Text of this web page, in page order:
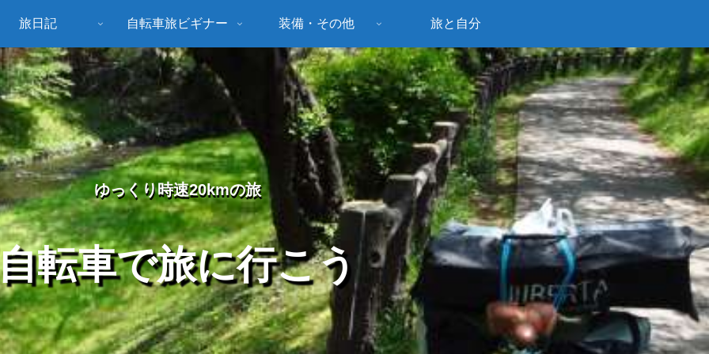
ゆっくり時速20kmの旅
転車で旅に行こう
旅日記 自転車旅ビギナー 装備・その他 旅と自分